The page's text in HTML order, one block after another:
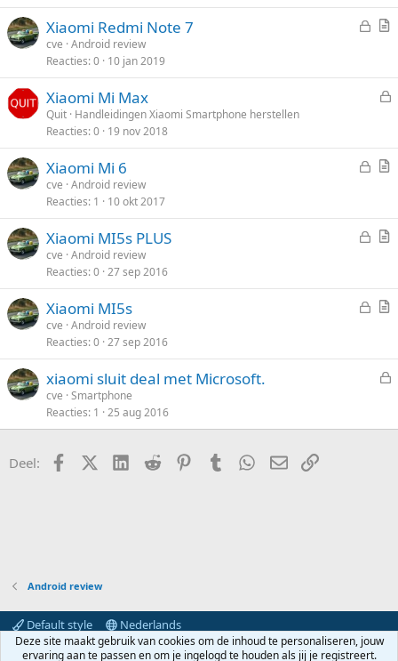
l
o
i
G
l
i
k
Xiaomi Redmi Note 7
cve Android review
Reacties 0 10 jan 2019
l
Xiaomi Mi Max
Quit Handleidingen Xiaomi Smartphone herstellen
Reacties 0 19 nov 2018
G
l
o
i
Xiaomi Mi 6
cve Android review
Reacties 1 10 okt 2017
G
l
o
i
Xiaomi MI5s PLUS
cve Android review
Reacties 0 27 sep 2016
G
l
i
k
Xiaomi MI5s
cve Android review
Reacties 0 27 sep 2016
l
xiaomi sluit deal met Microsoft.
cve Smartphone
Reacties 1 25 aug 2016
Deel: FacebookX (Twitter)LinkedIn
Reddit PinterestTumblr WhatsApp
E-mailkoppeling
Android review
Default style
Nederlands
Contact
Voorwaarden en regels Privacybeleid
Help
Deze site maakt gebruik van cookies om de inhoud te personaliseren, jouw
ervaring aan te passen en om je ingelogd te houden als jij je registreert.